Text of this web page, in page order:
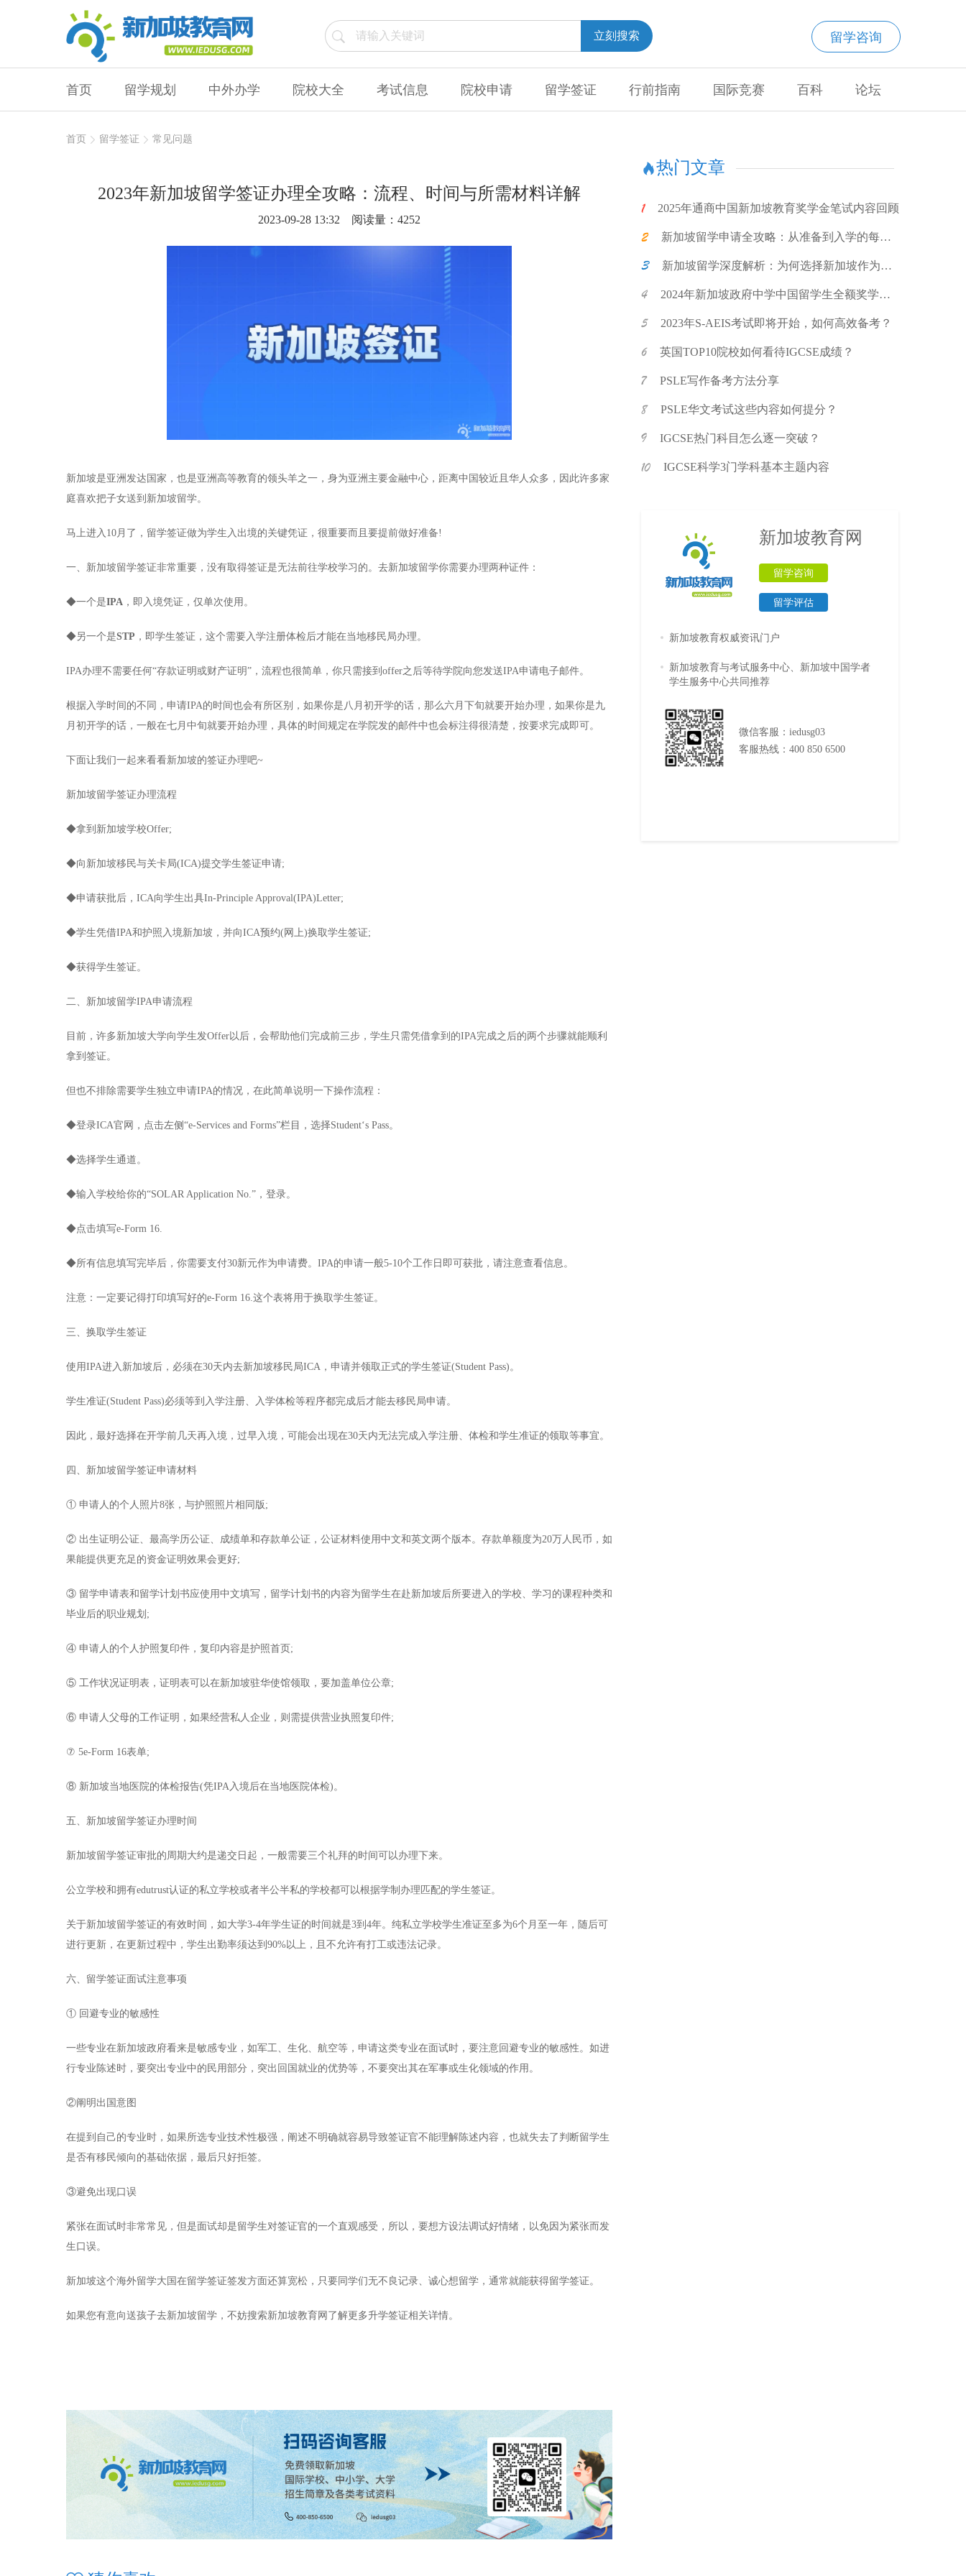
留学咨询
立刻搜索
首页 留学规划 中外办学 院校大全 考试信息 院校申请 留学签证 行前指南 国际竞赛 百科 论坛
首页 留学签证 常见问题
2023年新加坡留学签证办理全攻略：流程、时间与所需材料详解
2023-09-28 13:32 阅读量：4252
新加坡是亚洲发达国家，也是亚洲高等教育的领头羊之一，身为亚洲主要金融中心，距离中国较近且华人众多，因此许多家
庭喜欢把子女送到新加坡留学。
马上进入10月了，留学签证做为学生入出境的关键凭证，很重要而且要提前做好准备!
一、新加坡留学签证非常重要，没有取得签证是无法前往学校学习的。去新加坡留学你需要办理两种证件：
◆一个是IPA，即入境凭证，仅单次使用。
◆另一个是STP ，即学生签证，这个需要入学注册体检后才能在当地移民局办理。
IPA办理不需要任何“存款证明或财产证明”，流程也很简单，你只需接到offer之后等待学院向您发送IPA申请电子邮件。
根据入学时间的不同，申请IPA的时间也会有所区别，如果你是八月初开学的话，那么六月下旬就要开始办理，如果你是九
月初开学的话，一般在七月中旬就要开始办理，具体的时间规定在学院发的邮件中也会标注得很清楚，按要求完成即可。
下面让我们一起来看看新加坡的签证办理吧~
新加坡留学签证办理流程
◆拿到新加坡学校Offer;
◆向新加坡移民与关卡局(ICA)提交学生签证申请;
◆申请获批后，ICA向学生出具In-Principle Approval(IPA)Letter;
◆学生凭借IPA和护照入境新加坡，并向ICA预约(网上)换取学生签证;
◆获得学生签证。
二、新加坡留学IPA申请流程
目前，许多新加坡大学向学生发Offer以后，会帮助他们完成前三步，学生只需凭借拿到的IPA完成之后的两个步骤就能顺利
拿到签证。
但也不排除需要学生独立申请IPA的情况，在此简单说明一下操作流程：
◆登录ICA官网，点击左侧“e-Services and Forms”栏目，选择Student‘s Pass。
◆选择学生通道。
◆输入学校给你的“SOLAR Application No.”，登录。
◆点击填写e-Form 16.
◆所有信息填写完毕后，你需要支付30新元作为申请费。IPA的申请一般5-10个工作日即可获批，请注意查看信息。
注意：一定要记得打印填写好的e-Form 16.这个表将用于换取学生签证。
三、换取学生签证
使用IPA进入新加坡后，必须在30天内去新加坡移民局ICA，申请并领取正式的学生签证(Student Pass)。
学生准证(Student Pass)必须等到入学注册、入学体检等程序都完成后才能去移民局申请。
因此，最好选择在开学前几天再入境，过早入境，可能会出现在30天内无法完成入学注册、体检和学生准证的领取等事宜。
四、新加坡留学签证申请材料
① 申请人的个人照片8张，与护照照片相同版;
② 出生证明公证、最高学历公证、成绩单和存款单公证，公证材料使用中文和英文两个版本。存款单额度为20万人民币，如
果能提供更充足的资金证明效果会更好;
③ 留学申请表和留学计划书应使用中文填写，留学计划书的内容为留学生在赴新加坡后所要进入的学校、学习的课程种类和
毕业后的职业规划;
④ 申请人的个人护照复印件，复印内容是护照首页;
⑤ 工作状况证明表，证明表可以在新加坡驻华使馆领取，要加盖单位公章;
⑥ 申请人父母的工作证明，如果经营私人企业，则需提供营业执照复印件;
⑦ 5e-Form 16表单;
⑧ 新加坡当地医院的体检报告(凭IPA入境后在当地医院体检)。
五、新加坡留学签证办理时间
新加坡留学签证审批的周期大约是递交日起，一般需要三个礼拜的时间可以办理下来。
公立学校和拥有edutrust认证的私立学校或者半公半私的学校都可以根据学制办理匹配的学生签证。
关于新加坡留学签证的有效时间，如大学3-4年学生证的时间就是3到4年。纯私立学校学生准证至多为6个月至一年，随后可
进行更新，在更新过程中，学生出勤率须达到90%以上，且不允许有打工或违法记录。
六、留学签证面试注意事项
① 回避专业的敏感性
一些专业在新加坡政府看来是敏感专业，如军工、生化、航空等，申请这类专业在面试时，要注意回避专业的敏感性。如进
行专业陈述时，要突出专业中的民用部分，突出回国就业的优势等，不要突出其在军事或生化领域的作用。
②阐明出国意图
在提到自己的专业时，如果所选专业技术性极强，阐述不明确就容易导致签证官不能理解陈述内容，也就失去了判断留学生
是否有移民倾向的基础依据，最后只好拒签。
③避免出现口误
紧张在面试时非常常见，但是面试却是留学生对签证官的一个直观感受，所以，要想方设法调试好情绪，以免因为紧张而发
生口误。
新加坡这个海外留学大国在留学签证签发方面还算宽松，只要同学们无不良记录、诚心想留学，通常就能获得留学签证。
如果您有意向送孩子去新加坡留学，不妨搜索新加坡教育网了解更多升学签证相关详情。
热门文章
2025年通商中国新加坡教育奖学金笔试内容回顾
新加坡留学申请全攻略：从准备到入学的每一
新加坡留学深度解析：为何选择新加坡作为留
2024年新加坡政府中学中国留学生全额奖学金
2023年S-AEIS考试即将开始，如何高效备考？
英国TOP10院校如何看待IGCSE成绩？
PSLE写作备考方法分享
PSLE华文考试这些内容如何提分？
IGCSE热门科目怎么逐一突破？
IGCSE科学3门学科基本主题内容
新加坡教育网
留学咨询
留学评估
新加坡教育权威资讯门户
新加坡教育与考试服务中心、新加坡中国学者
学生服务中心共同推荐
微信客服：iedusg03
客服热线：400 850 6500